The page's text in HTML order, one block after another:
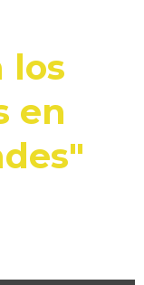
los
en